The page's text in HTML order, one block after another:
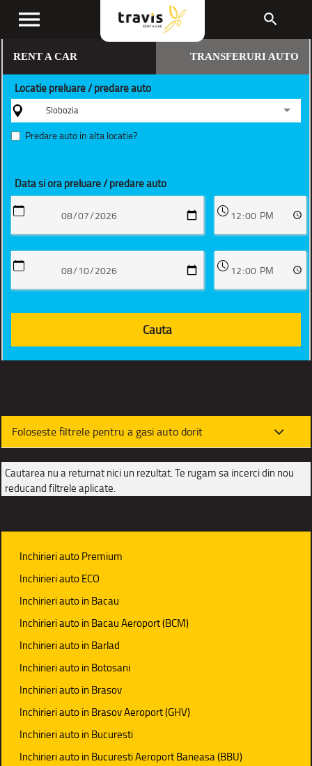
menu search
RENT A CAR TRANSFERURI AUTO
Locatie preluare / predare auto
Slobozia
Predare auto in alta locatie?
Data si ora preluare / predare auto
Foloseste filtrele pentru a gasi auto dorit
Cautarea nu a returnat nici un rezultat. Te rugam sa incerci din nou
reducand filtrele aplicate.
Inchirieri auto Premium
Inchirieri auto ECO
Inchirieri auto in Bacau
Inchirieri auto in Bacau Aeroport (BCM)
Inchirieri auto in Barlad
Inchirieri auto in Botosani
Inchirieri auto in Brasov
Inchirieri auto in Brasov Aeroport (GHV)
Inchirieri auto in Bucuresti
Inchirieri auto in Bucuresti Aeroport Baneasa (BBU)